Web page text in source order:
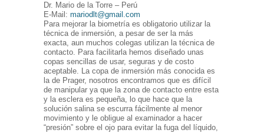
Dr. Mario de la Torre – Perú
E-Mail: mariodlt@gmail.com
Para mejorar la biometría es obligatorio utilizar la
técnica de inmersión, a pesar de ser la más
exacta, aun muchos colegas utilizan la técnica de
contacto. Para facilitarla hemos diseñado unas
copas sencillas de usar, seguras y de costo
aceptable. La copa de inmersión más conocida es
la de Prager, nosotros encontramos que es difícil
de manipular ya que la zona de contacto entre esta
y la esclera es pequeña, lo que hace que la
solución salina se escurra fácilmente al menor
movimiento y le obligue al examinador a hacer
“presión” sobre el ojo para evitar la fuga del líquido,